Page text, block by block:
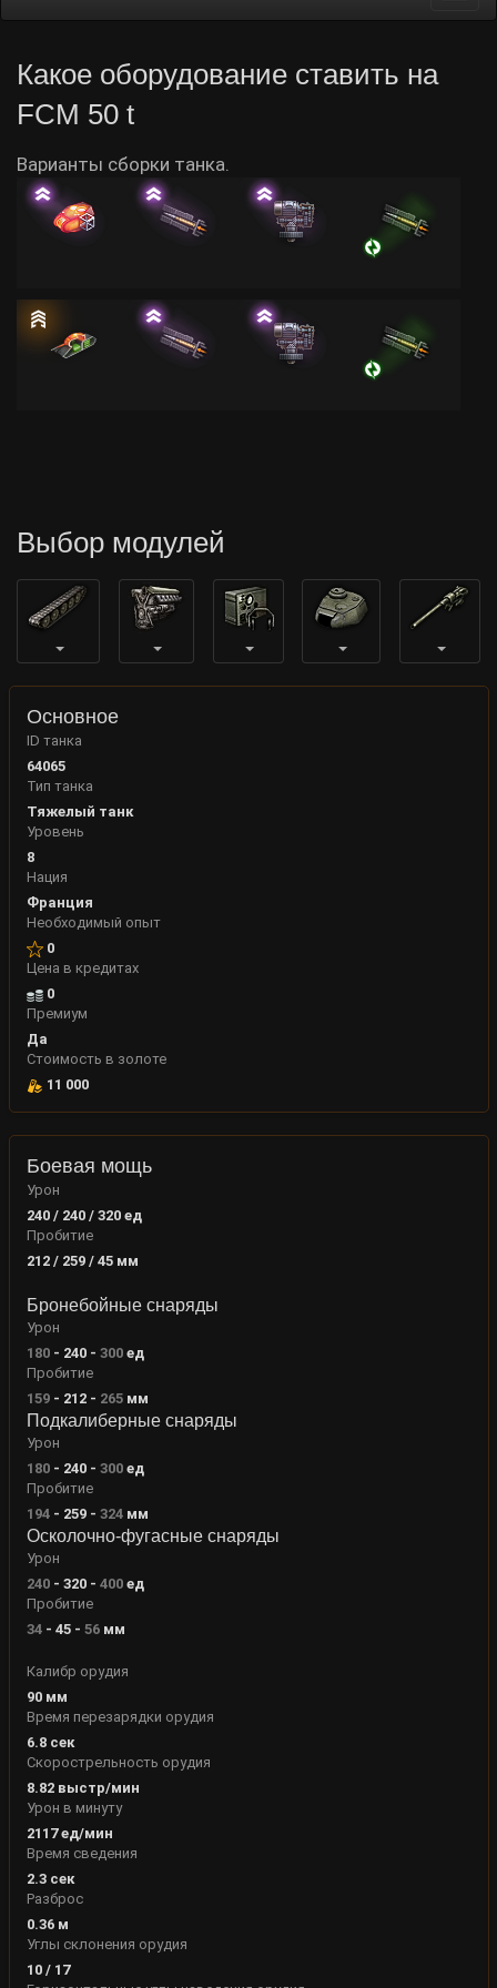
Какое оборудование ставить на
FCM 50 t
Варианты сборки танка.
Выбор модулей
Основное
ID танка
64065
Тип танка
Тяжелый танк
Уровень
8
Нация
Франция
Необходимый опыт
0
Цена в кредитах
0
Премиум
Да
Стоимость в золоте
11 000
Боевая мощь
Урон
240 / 240 / 320 ед
Пробитие
212 / 259 / 45 мм
Бронебойные снаряды
Урон
180- 240- 300ед
Пробитие
159- 212- 265 мм
Подкалиберные снаряды
Урон
180- 240- 300ед
Пробитие
194- 259- 324 мм
Осколочно-фугасные снаряды
Урон
240- 320- 400ед
Пробитие
34- 45- 56 мм
Калибр орудия
90мм
Время перезарядки орудия
6.8сек
Скорострельность орудия
8.82выстр/мин
Урон в минуту
2117ед/мин
Время сведения
2.3сек
Разброс
0.36м
Углы склонения орудия
10 / 17